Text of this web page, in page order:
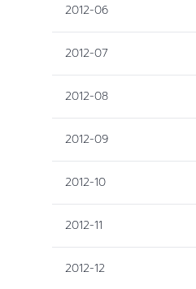
2012-06
2012-07
2012-08
2012-09
2012-10
2012-11
2012-12